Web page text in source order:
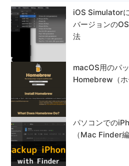
iOS Simulator
バージョンの
法
macOS用のパ
Homebrew（ホ
パソコンでの
（Mac Finder編